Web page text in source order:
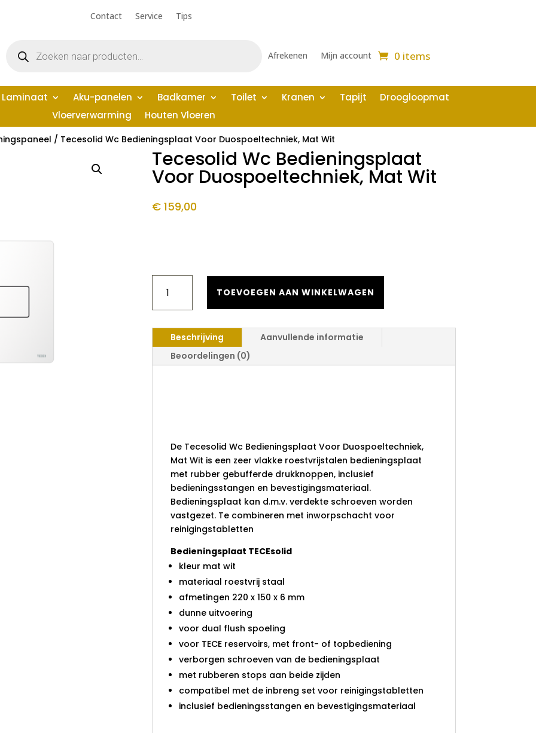
Contact Service Tips
zoeken Afrekenen Mijn account 0 items
Laminaat Aku-panelen Badkamer Toilet Kranen Tapijt
Droogloopmat
Vloerverwarming
Houten Vloeren
/ Tecesolid Wc Bedieningsplaat Voor Duospoeltechniek, Mat Wit
Tecesolid Wc Bedieningsplaat
Voor Duospoeltechniek, Mat Wit
€159,00
VOOR
WIT
AANTAL
TOEVOEGEN AAN WINKELWAGEN
Beschrijving
Aanvullende informatie
Beoordelingen (0)
De Tecesolid Wc Bedieningsplaat Voor Duospoeltechniek,
Mat Wit is een zeer vlakke roestvrijstalen bedieningsplaat
met rubber gebufferde drukknoppen, inclusief
bedieningsstangen en bevestigingsmateriaal.
Bedieningsplaat kan d.m.v. verdekte schroeven worden
vastgezet. Te combineren met inworpschacht voor
reinigingstabletten
Bedieningsplaat TECEsolid
kleur mat wit
materiaal roestvrij staal
afmetingen 220 x 150 x 6 mm
dunne uitvoering
voor dual flush spoeling
voor TECE reservoirs, met front- of topbediening
verborgen schroeven van de bedieningsplaat
met rubberen stops aan beide zijden
compatibel met de inbreng set voor reinigingstabletten
inclusief bedieningsstangen en bevestigingsmateriaal